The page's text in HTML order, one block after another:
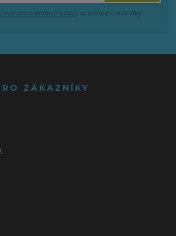
osobních údajů za účelem rozesílky
ZÁKAZNÍKY